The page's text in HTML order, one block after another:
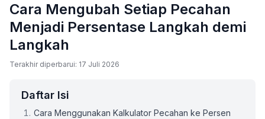
Cara Mengubah Setiap Pecahan
Menjadi Persentase Langkah demi
Langkah
Terakhir diperbarui: 17 Juli 2026
Daftar Isi
Cara Menggunakan Kalkulator Pecahan ke Persen